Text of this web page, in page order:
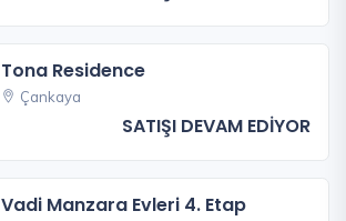
Tona Residence
Çankaya
SATIŞI DEVAM EDİYOR
Vadi Manzara Evleri 4. Etap